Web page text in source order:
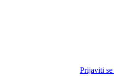
Prijaviti se